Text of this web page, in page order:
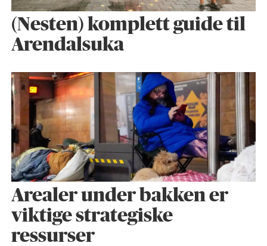
(Nesten) komplett guide til
Arendalsuka
Arealer under bakken er
viktige strategiske
ressurser